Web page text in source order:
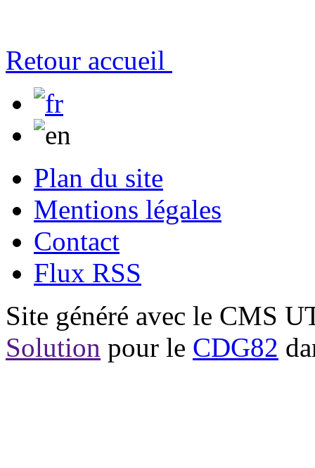
Retour accueil
Plan du site
Mentions légales
Contact
Flux RSS
Site généré avec le CMS
Solution pour le CDG82